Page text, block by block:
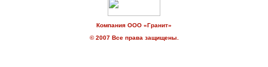
Компания ООО «Гранит»
© 2007 Все права защищены.